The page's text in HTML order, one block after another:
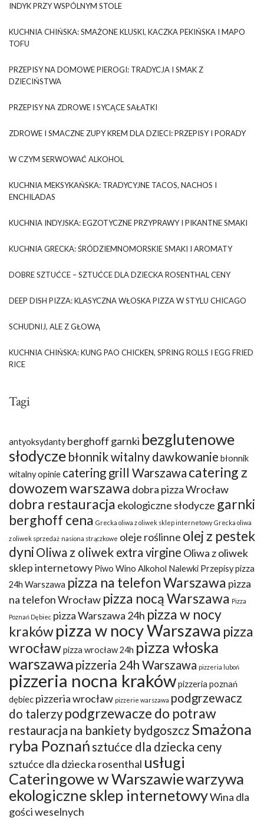
INDYK PRZY WSPÓLNYM STOLE
KUCHNIA CHIŃSKA: SMAŻONE KLUSKI, KACZKA PEKIŃSKA I MAPO
TOFU
PRZEPISY NA DOMOWE PIEROGI: TRADYCJA I SMAK Z
DZIECIŃSTWA
PRZEPISY NA ZDROWE I SYCĄCE SAŁATKI
ZDROWE I SMACZNE ZUPY KREM DLA DZIECI: PRZEPISY I PORADY
W CZYM SERWOWAĆ ALKOHOL
KUCHNIA MEKSYKAŃSKA: TRADYCYJNE TACOS, NACHOS I
ENCHILADAS
KUCHNIA INDYJSKA: EGZOTYCZNE PRZYPRAWY I PIKANTNE SMAKI
KUCHNIA GRECKA: ŚRÓDZIEMNOMORSKIE SMAKI I AROMATY
DOBRE SZTUĆCE – SZTUĆCE DLA DZIECKA ROSENTHAL CENY
DEEP DISH PIZZA: KLASYCZNA WŁOSKA PIZZA W STYLU CHICAGO
SCHUDNIJ, ALE Z GŁOWĄ
KUCHNIA CHIŃSKA: KUNG PAO CHICKEN, SPRING ROLLS I EGG FRIED
RICE
Tagi
antyoksydanty berghoff garnki bezglutenowe
słodycze błonnik witalny dawkowanie błonnik
witalny opinie catering grill Warszawa catering z
dowozem warszawa dobra pizza Wrocław
dobra restauracja ekologiczne słodycze garnki
berghoff cena Grecka oliwa z oliwek sklep internetowy Grecka oliwa
z oliwek sprzedaż nasiona strączkowe oleje roślinne olej z pestek
dyni Oliwa z oliwek extra virgine Oliwa z oliwek
sklep internetowy Piwo Wino Alkohol Nalewki Przepisypizza
24h Warszawa pizza na telefon Warszawa pizza
na telefon Wrocław pizza nocą Warszawa Pizza
Poznań Dębiec pizza Warszawa 24h pizza w nocy
krakówpizza w nocy Warszawa pizza
wrocławpizza wrocław 24h pizza włoska
warszawa pizzeria 24h Warszawa pizzeria luboń
pizzeria nocna krakówpizzeria poznań
dębiec pizzeria wrocław pizzerie warszawa podgrzewacz
do talerzy podgrzewacze do potraw
restauracja na bankiety bydgoszcz Smażona
ryba Poznań sztućce dla dziecka ceny
sztućce dla dziecka rosenthal usługi
Cateringowe w Warszawiewarzywa
ekologiczne sklep internetowyWina dla
gości weselnych